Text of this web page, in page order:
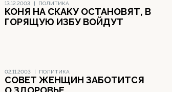
13.12.2003 | ПОЛИТИКА
КОНЯ НА СКАКУ ОСТАНОВЯТ, В
ГОРЯЩУЮ ИЗБУ ВОЙДУТ
02.11.2003 | ПОЛИТИКА
СОВЕТ ЖЕНЩИН ЗАБОТИТСЯ